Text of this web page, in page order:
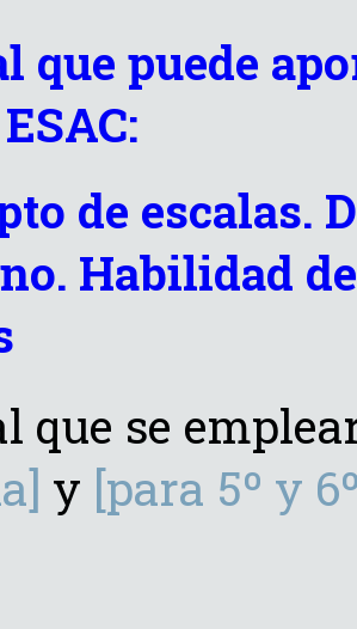
que puede
de escalas.
Habilidad
que se
y [para 5º y